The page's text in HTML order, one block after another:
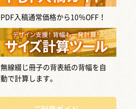
PDF入稿通常価格から10％OFF！
無線綴じ冊子の背表紙の背幅を自
動で計算します。